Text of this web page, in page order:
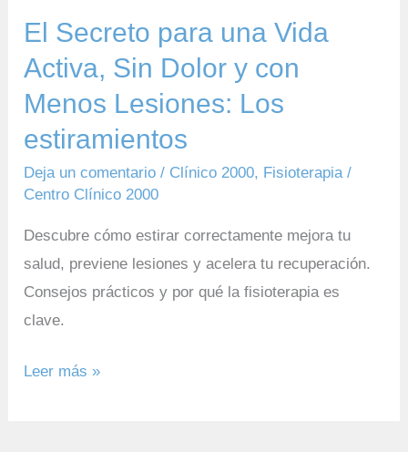
El Secreto para una Vida
Activa, Sin Dolor y con
Menos Lesiones: Los
estiramientos
Deja un comentario / Clínico 2000, Fisioterapia /
Centro Clínico 2000
Descubre cómo estirar correctamente mejora tu
salud, previene lesiones y acelera tu recuperación.
Consejos prácticos y por qué la fisioterapia es
clave.
con
Menos
Lesiones:
Los
estiramientos
Leer más »